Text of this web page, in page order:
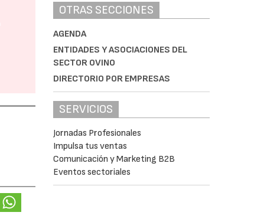
OTRAS SECCIONES
AGENDA
ENTIDADES Y ASOCIACIONES DEL
SECTOR OVINO
DIRECTORIO POR EMPRESAS
SERVICIOS
Jornadas Profesionales
Impulsa tus ventas
Comunicación y Marketing B2B
Eventos sectoriales